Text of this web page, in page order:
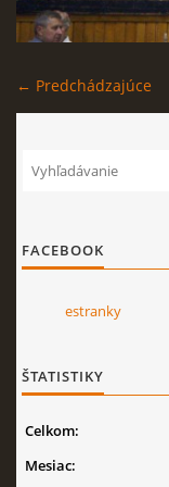
← Predchádzajúce
FACEBOOK
estranky
ŠTATISTIKY
Celkom:
Mesiac: